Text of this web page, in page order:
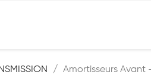
Amortisseurs Avant